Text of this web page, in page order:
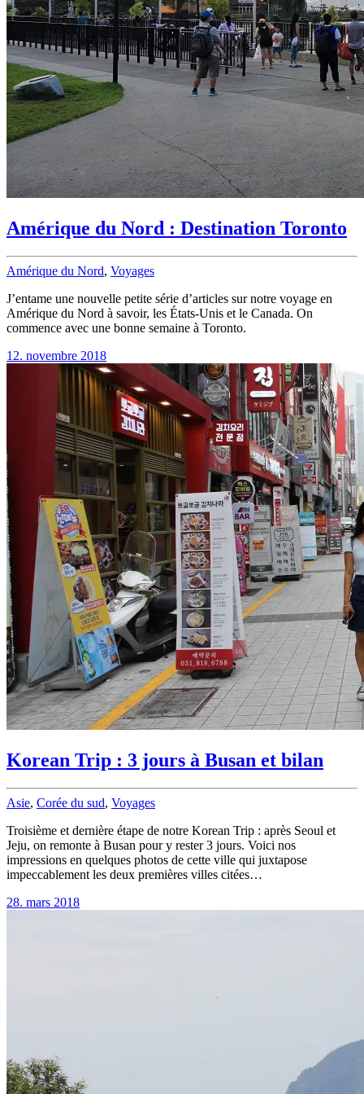
Amérique du Nord : Destination Toronto
Amérique du Nord, Voyages
J’entame une nouvelle petite série d’articles sur notre voyage en
Amérique du Nord à savoir, les États-Unis et le Canada. On
commence avec une bonne semaine à Toronto.
12. novembre 2018
Korean Trip : 3 jours à Busan et bilan
Asie, Corée du sud, Voyages
Troisième et dernière étape de notre Korean Trip : après Seoul et
Jeju, on remonte à Busan pour y rester 3 jours. Voici nos
impressions en quelques photos de cette ville qui juxtapose
impeccablement les deux premières villes citées…
28. mars 2018